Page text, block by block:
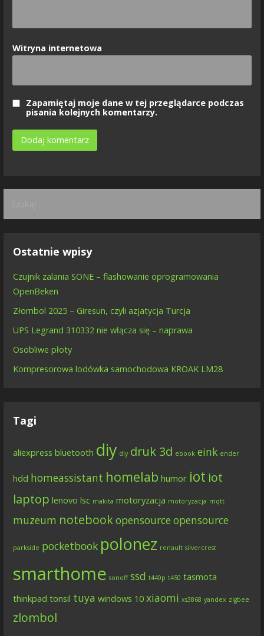
Witryna internetowa
Zapamiętaj moje dane w tej przeglądarce podczas
pisania kolejnych komentarzy.
Ostatnie wpisy
Czujnik zalania SONE – flashowanie oprogramowania
OpenBeken
Złombol 2025 – Giresun, czyli azjatycja Turcja
UPS Legrand 310332 nie włącza się – naprawa
Osobliwe płoty
Kompresorowa lodówka samochodowa KROAK LM28
Tagi
aliexpress bluetooth diy diy druk 3d ebook eink ender
hdd homeassistant homelab humor iot iot
laptop lenovo lsc makita motoryzacja motoryzacja mqtt
muzeum notebookopensource opensource
parkside pocketbook polonez renault silvercrest
smarthome sonoff ssd t440p t450 tasmota
thinkpad tonsil tuya windows 10 xiaomi xs3868 yandex zigbee
zlombol